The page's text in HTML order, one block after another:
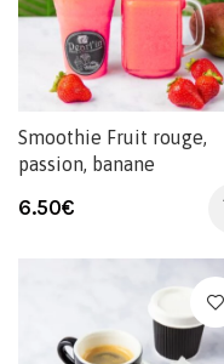
Smoothie Fruit rouge,
passion, banane
6.50€